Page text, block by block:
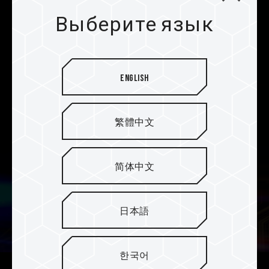
использования всех возможностей модуля
памяти и обеспечения эффективности работы в
Выберите язык
English
繁體中文
简体中文
日本語
한국어